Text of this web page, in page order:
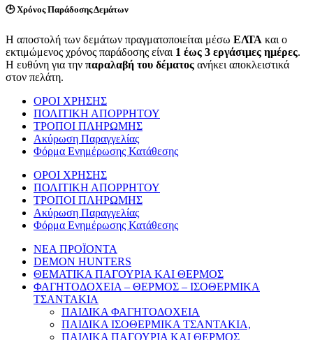
🕒Χρόνος Παράδοσης Δεμάτων
Η αποστολή των δεμάτων πραγματοποιείται μέσω ΕΛΤΑ και ο
εκτιμώμενος χρόνος παράδοσης είναι 1 έως 3 εργάσιμες ημέρες.
Η ευθύνη για την παραλαβή του δέματος ανήκει αποκλειστικά
στον πελάτη.
ΟΡΟΙ ΧΡΗΣΗΣ
ΠΟΛΙΤΙΚΗ ΑΠΟΡΡΗΤΟΥ
ΤΡΟΠΟΙ ΠΛΗΡΩΜΗΣ
Ακύρωση Παραγγελίας
Φόρμα Ενημέρωσης Κατάθεσης
ΟΡΟΙ ΧΡΗΣΗΣ
ΠΟΛΙΤΙΚΗ ΑΠΟΡΡΗΤΟΥ
ΤΡΟΠΟΙ ΠΛΗΡΩΜΗΣ
Ακύρωση Παραγγελίας
Φόρμα Ενημέρωσης Κατάθεσης
ΝΕΑ ΠΡΟΪΟΝΤΑ
DEMON HUNTERS
ΘΕΜΑΤΙΚΑ ΠΑΓΟΥΡΙΑ ΚΑΙ ΘΕΡΜΟΣ
ΦΑΓΗΤΟΔΟΧΕΙΑ – ΘΕΡΜΟΣ – ΙΣΟΘΕΡΜΙΚΑ
ΤΣΑΝΤΑΚΙΑ
ΠΑΙΔΙΚΑ ΦΑΓΗΤΟΔΟΧΕΙΑ
ΠΑΙΔΙΚΑ ΙΣΟΘΕΡΜΙΚΑ ΤΣΑΝΤΑΚΙΑ,
ΠΑΙΔΙΚΑ ΠΑΓΟΥΡΙΑ ΚΑΙ ΘΕΡΜΟΣ